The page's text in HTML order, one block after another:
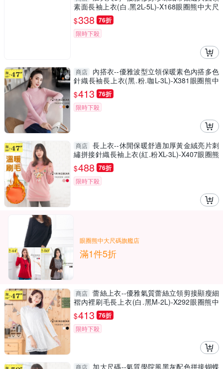
素面長袖上衣(白.黑2L-5L)-X168眼圈熊中大尺
碼
$338 76折
限時下殺
商店
內搭衣--優雅波型立領保暖素色內搭多色
針織長袖長上衣(黑.粉.咖L-3L)-X381眼圈熊中
大尺碼
$413 76折
限時下殺
商店 長上衣--休閒保暖舒適加厚黃金絨亮片刺
繡拼接針織長袖上衣(紅.粉XL-3L)-X407眼圈熊
中大尺碼
$488 76折
限時下殺
眼圈熊中大尺碼旗艦店
滿1件5折
商店 蕾絲上衣--優雅氣質蕾絲立領剪接顯瘦細
褶內裡刷毛長上衣(白.黑M-2L)-X292眼圈熊中
大尺碼
$413 76折
限時下殺
商店 加大尺碼--氣質學院風黑灰配色拼接蝴蝶